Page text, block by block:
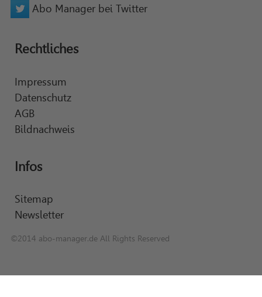
Abo Manager bei Twitter
Rechtliches
Impressum
Datenschutz
AGB
Bildnachweis
Infos
Sitemap
Newsletter
©2014 abo-manager.de All Rights Reserved